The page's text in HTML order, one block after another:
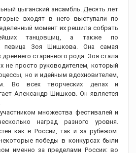
цыганский ансамбль. Десять лет
входят в него выступали по
момент их решила собрать
танцовщиц, а также по
певица Зоя Шишкова. Она самая
старинного рода. Зоя стала
не просто руководителем, который
но и идейным вдохновителем,
Во всех творческих делах и
Александр Шишков. Он является
множества фестивалей и
наград разного уровня.
как в России, так и за рубежом.
победы в конкурсах были
именно за пределами России: во